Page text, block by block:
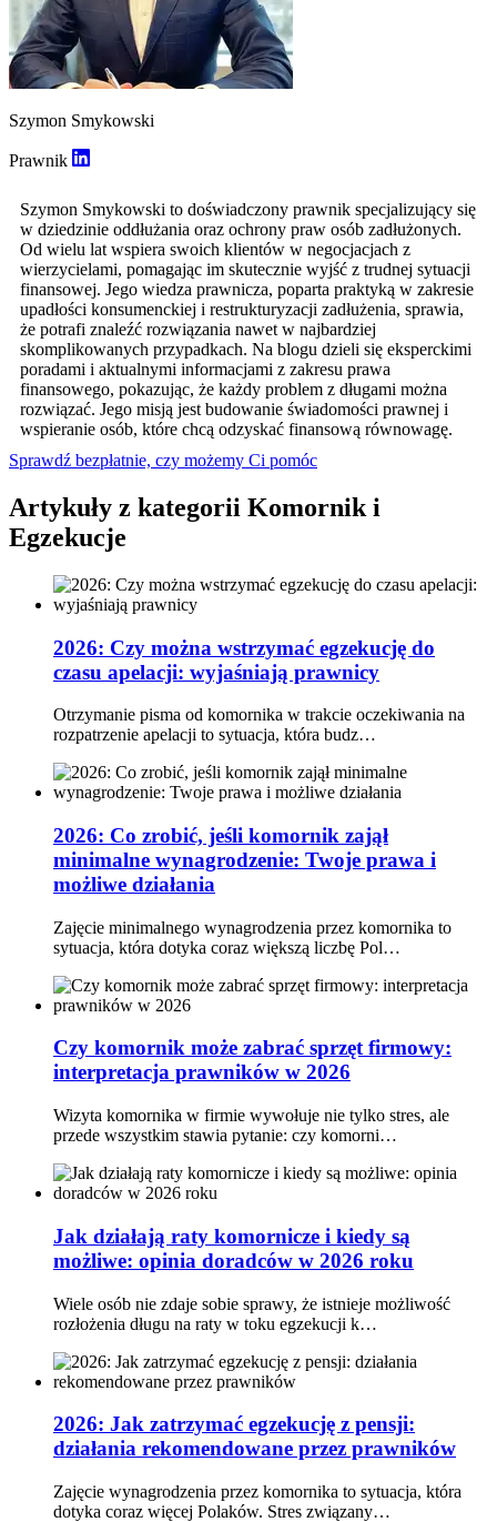
Szymon Smykowski
Prawnik
Szymon Smykowski to doświadczony prawnik specjalizujący się
w dziedzinie oddłużania oraz ochrony praw osób zadłużonych.
Od wielu lat wspiera swoich klientów w negocjacjach z
wierzycielami, pomagając im skutecznie wyjść z trudnej sytuacji
finansowej. Jego wiedza prawnicza, poparta praktyką w zakresie
upadłości konsumenckiej i restrukturyzacji zadłużenia, sprawia,
że potrafi znaleźć rozwiązania nawet w najbardziej
skomplikowanych przypadkach. Na blogu dzieli się eksperckimi
poradami i aktualnymi informacjami z zakresu prawa
finansowego, pokazując, że każdy problem z długami można
rozwiązać. Jego misją jest budowanie świadomości prawnej i
wspieranie osób, które chcą odzyskać finansową równowagę.
Sprawdź bezpłatnie, czy możemy Ci pomóc
Artykuły z kategorii Komornik i
Egzekucje
2026: Czy można wstrzymać egzekucję do
czasu apelacji: wyjaśniają prawnicy
Otrzymanie pisma od komornika w trakcie oczekiwania na
rozpatrzenie apelacji to sytuacja, która budz…
2026: Co zrobić, jeśli komornik zajął
minimalne wynagrodzenie: Twoje prawa i
możliwe działania
Zajęcie minimalnego wynagrodzenia przez komornika to
sytuacja, która dotyka coraz większą liczbę Pol…
Czy komornik może zabrać sprzęt firmowy:
interpretacja prawników w 2026
Wizyta komornika w firmie wywołuje nie tylko stres, ale
przede wszystkim stawia pytanie: czy komorni…
Jak działają raty komornicze i kiedy są
możliwe: opinia doradców w 2026 roku
Wiele osób nie zdaje sobie sprawy, że istnieje możliwość
rozłożenia długu na raty w toku egzekucji k…
2026: Jak zatrzymać egzekucję z pensji:
działania rekomendowane przez prawników
Zajęcie wynagrodzenia przez komornika to sytuacja, która
dotyka coraz więcej Polaków. Stres związany…